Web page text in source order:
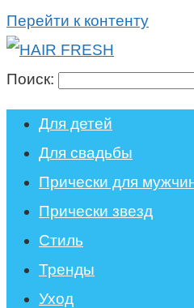
Перейти к контенту
Поиск:
Для детей
Для свадьбы
Прически для
Прически звезд
Стиль
Тренды
Уход